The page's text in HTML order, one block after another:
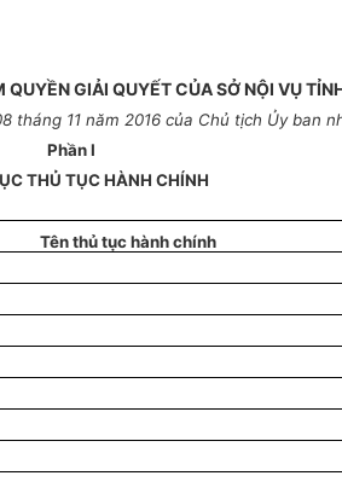
GIẢI QUYẾT CỦA SỞ NỘI VỤ
tháng 11 năm 2016 của Chủ tịch Ủy ban
Phần I
THỦ TỤC HÀNH CHÍNH
Tên thủ tục hành chính